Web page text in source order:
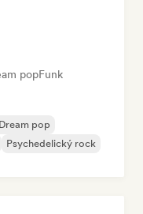
popFunk
Dream pop
Psychedelický rock